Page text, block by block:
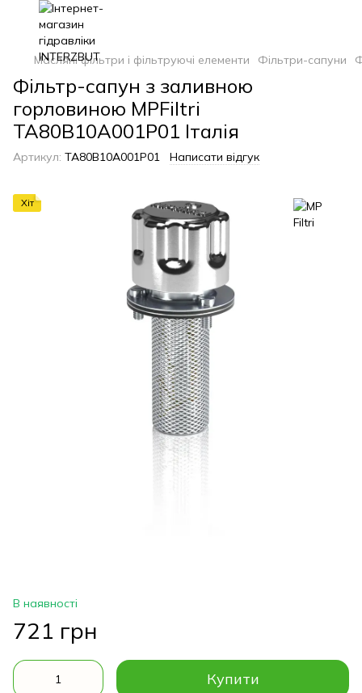
Масляні фільтри і фільтруючі елементи Фільтри-сапуни
Фільтр-сапун з заливною
горловиною MPFiltri
TA80B10A001P01 Італія
Артикул: TA80B10A001P01 Написати відгук
Хіт
В наявності
721 грн
Купити